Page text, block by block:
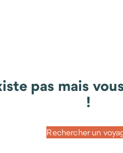
pas mais
!
Rechercher un